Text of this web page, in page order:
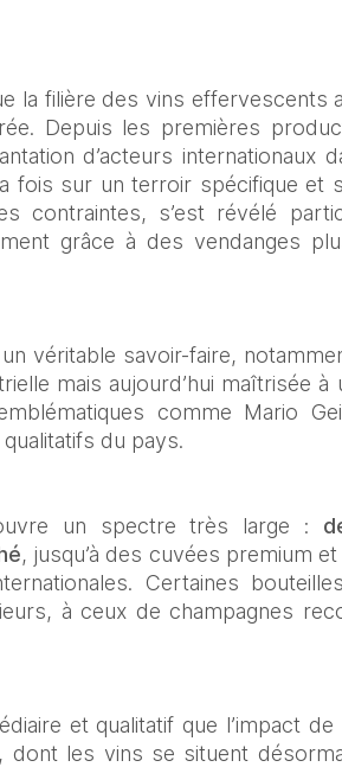
la filière des vins effervescents
Depuis les premières
d’acteurs internationaux
fois sur un terroir spécifique et
contraintes, s’est révélé
grâce à des vendanges
véritable savoir-faire,
mais aujourd’hui maîtrisée à
comme Mario
du pays.
un spectre très large :
, jusqu’à des cuvées premium
Certaines
à ceux de champagnes
et qualitatif que l’impact
les vins se situent